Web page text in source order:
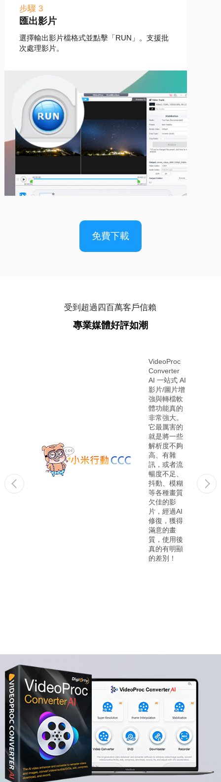
步驟 3
匯出影片
選擇輸出影片檔格式並點擊「RUN」。支援批
次處理影片。
免費下載
受到超過四百萬客戶信賴
專業媒體好評如潮
不僅
上述
還能
VideoProc
Converter
AI 一站式 AI
影片/圖片增
強與轉檔軟
體功能真的
非常強大。
它最厲害的
就是將一些
解析度不夠
高、有雜
訊，或者流
暢度不足、
抖動、模糊
等各種畫質
欠佳的影
片，經過AI
修復，獲得
滿意的畫
質，使用後
真的有明顯
的差別！